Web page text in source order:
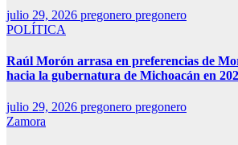
julio 29, 2026 pregonero pregonero
POLÍTICA
Raúl Morón arrasa en preferencias de
hacia la gubernatura de Michoacán en
julio 29, 2026 pregonero pregonero
Zamora